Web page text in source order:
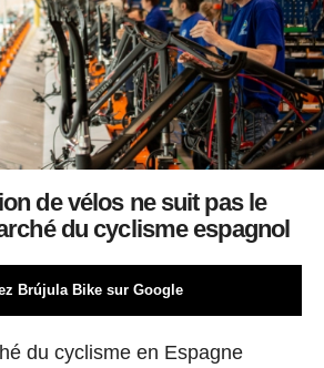
de vélos ne suit pas le
du cyclisme espagnol
Brújula Bike sur Google
du cyclisme en Espagne